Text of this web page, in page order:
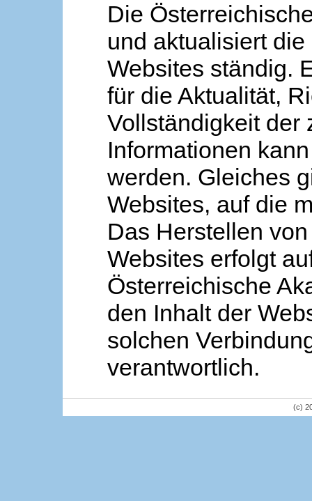
Die
und aktualisiert
Websites ständig.
für die Aktualität,
Vollständigkeit der
Informationen
werden. Gleiches
Websites, auf die
Das Herstellen
Websites erfolgt
Österreichische
den Inhalt der
solchen
verantwortlich.
(c)